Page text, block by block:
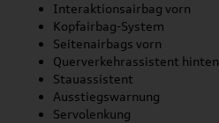
Interaktionsairbag vorn
Kopfairbag-System
Seitenairbags vorn
Querverkehrassistent hinten
Stauassistent
Ausstiegswarnung
Servolenkung